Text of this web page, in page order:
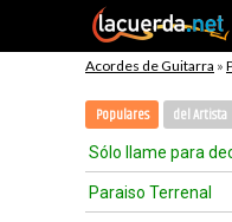
Acordes de Guitarra »
Populares del Artista
Sólo llame para
Paraiso Terrenal